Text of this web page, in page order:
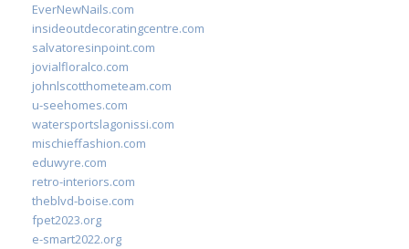
EverNewNails.com
insideoutdecoratingcentre.com
salvatoresinpoint.com
jovialfloralco.com
johnlscotthometeam.com
u-seehomes.com
watersportslagonissi.com
mischieffashion.com
eduwyre.com
retro-interiors.com
theblvd-boise.com
fpet2023.org
e-smart2022.org